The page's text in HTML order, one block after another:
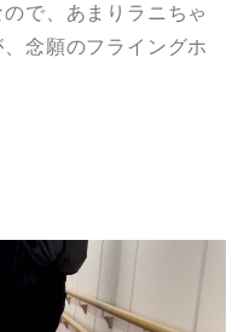
で、あまりラニちゃ
念願のフライングホ